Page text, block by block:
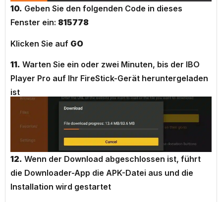
10. Geben Sie den folgenden Code in dieses
Fenster ein: 815778
Klicken Sie auf GO
11. Warten Sie ein oder zwei Minuten, bis der IBO
Player Pro auf Ihr FireStick-Gerät heruntergeladen
ist
12. Wenn der Download abgeschlossen ist, führt
die Downloader-App die APK-Datei aus und die
Installation wird gestartet